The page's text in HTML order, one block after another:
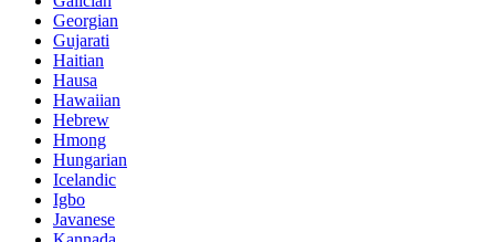
Georgian
Gujarati
Haitian
Hausa
Hawaiian
Hebrew
Hmong
Hungarian
Icelandic
Igbo
Javanese